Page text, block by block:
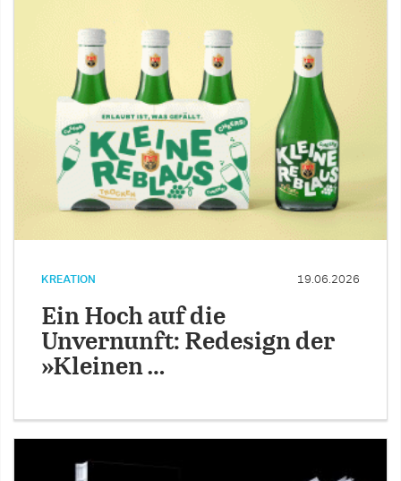
KREATION 19.06.2026
Ein Hoch auf die
Unvernunft: Redesign der
»Kleinen …